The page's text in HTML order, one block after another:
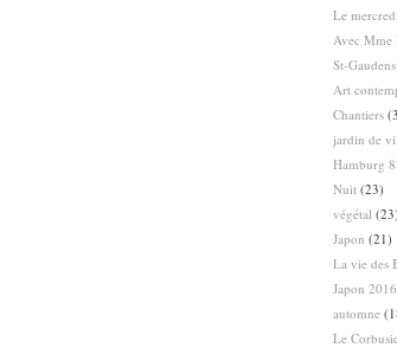
Le
Avec Mme
St-
Art
Chantiers
jardin de
Hamburg
Nuit (23)
végétal
Japon (21)
La vie des
Japon 2016
automne
Le